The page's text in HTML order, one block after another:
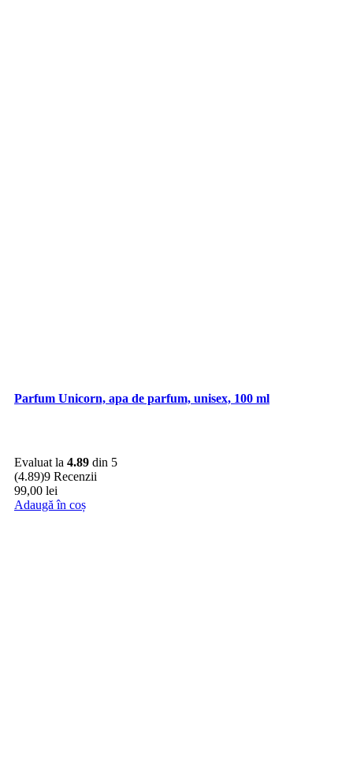
Parfum Unicorn, apa de parfum, unisex, 100 ml
Evaluat la 4.89 din 5
(4.89)9 Recenzii
99,00 lei
Adaugă în coș